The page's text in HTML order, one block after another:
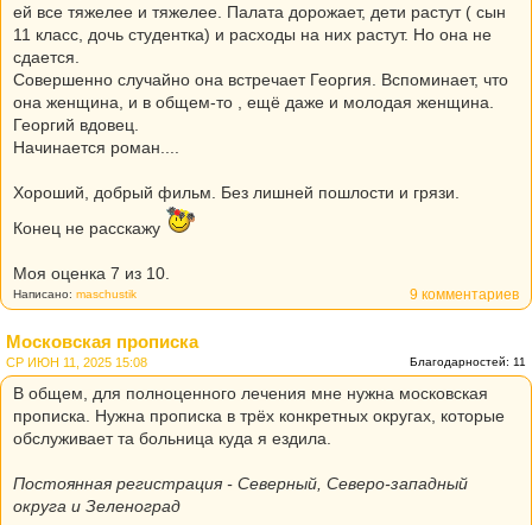
ей все тяжелее и тяжелее. Палата дорожает, дети растут ( сын
11 класс, дочь студентка) и расходы на них растут. Но она не
сдается.
Совершенно случайно она встречает Георгия. Вспоминает, что
она женщина, и в общем-то , ещё даже и молодая женщина.
Георгий вдовец.
Начинается роман....
Хороший, добрый фильм. Без лишней пошлости и грязи.
Конец не расскажу
Моя оценка 7 из 10.
9 комментариев
Написано: maschustik
Московская прописка
Благодарностей: 11
СР ИЮН 11, 2025 15:08
В общем, для полноценного лечения мне нужна московская
прописка. Нужна прописка в трёх конкретных округах, которые
обслуживает та больница куда я ездила.
Постоянная регистрация - Северный, Северо-западный
округа и Зеленоград